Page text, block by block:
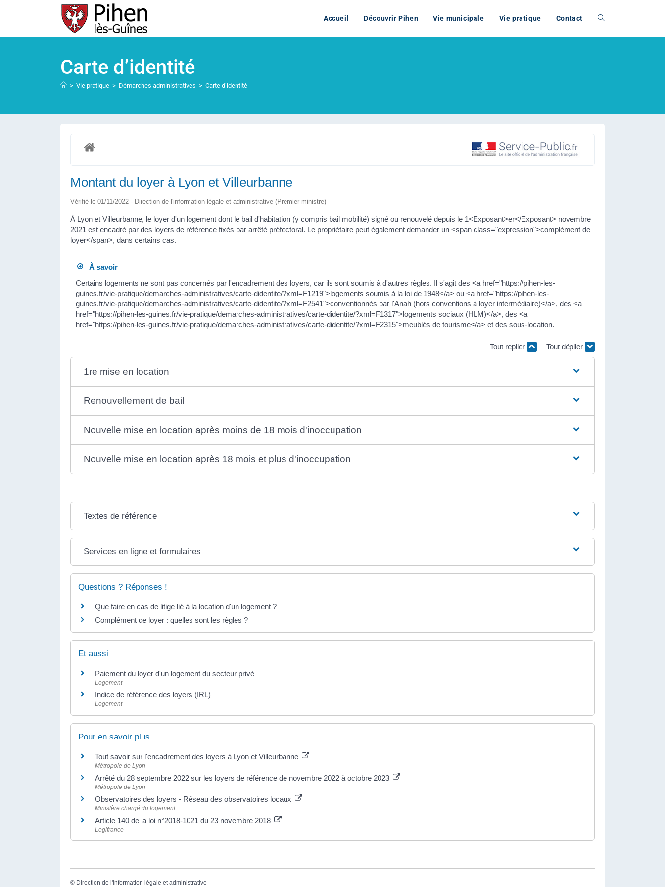
Accueil Découvrir Pihen Vie municipale Vie pratique Contact
Carte d’identité
> Vie pratique > Démarches administratives > Carte d’identité
Montant du loyer à Lyon et Villeurbanne
Vérifié le 01/11/2022 - Direction de l'information légale et administrative (Premier ministre)
À Lyon et Villeurbanne, le loyer d'un logement dont le bail d'habitation (y compris bail mobilité) signé ou renouvelé depuis le 1<Exposant>er</Exposant> novembre
2021 est encadré par des loyers de référence fixés par arrêté préfectoral. Le propriétaire peut également demander un <span class="expression">complément de
loyer</span>, dans certains cas.
À savoir
Certains logements ne sont pas concernés par l'encadrement des loyers, car ils sont soumis à d'autres règles. Il s'agit des <a href="https://pihen-les-
guines.fr/vie-pratique/demarches-administratives/carte-didentite/?xml=F1219">logements soumis à la loi de 1948</a> ou <a href="https://pihen-les-
guines.fr/vie-pratique/demarches-administratives/carte-didentite/?xml=F2541">conventionnés par l'Anah (hors conventions à loyer intermédiaire)</a>, des <a
href="https://pihen-les-guines.fr/vie-pratique/demarches-administratives/carte-didentite/?xml=F1317">logements sociaux (HLM)</a>, des <a
href="https://pihen-les-guines.fr/vie-pratique/demarches-administratives/carte-didentite/?xml=F2315">meublés de tourisme</a> et des sous-location.
Tout replier Tout déplier
1re mise en location
Renouvellement de bail
Nouvelle mise en location après moins de 18 mois d'inoccupation
Nouvelle mise en location après 18 mois et plus d'inoccupation
Textes de référence
Services en ligne et formulaires
Questions ? Réponses !
Que faire en cas de litige lié à la location d'un logement ?
Complément de loyer : quelles sont les règles ?
Et aussi
Paiement du loyer d'un logement du secteur privé
Logement
Indice de référence des loyers (IRL)
Logement
Pour en savoir plus
Tout savoir sur l'encadrement des loyers à Lyon et Villeurbanne
Métropole de Lyon
Arrêté du 28 septembre 2022 sur les loyers de référence de novembre 2022 à octobre 2023
Métropole de Lyon
Observatoires des loyers - Réseau des observatoires locaux
Ministère chargé du logement
Article 140 de la loi n°2018-1021 du 23 novembre 2018
Legifrance
© Direction de l'information légale et administrative